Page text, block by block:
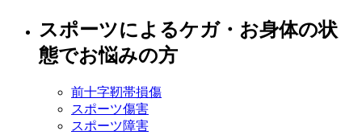
スポーツによるケガ・お身体の状
態でお悩みの方
前十字靭帯損傷
スポーツ傷害
スポーツ障害